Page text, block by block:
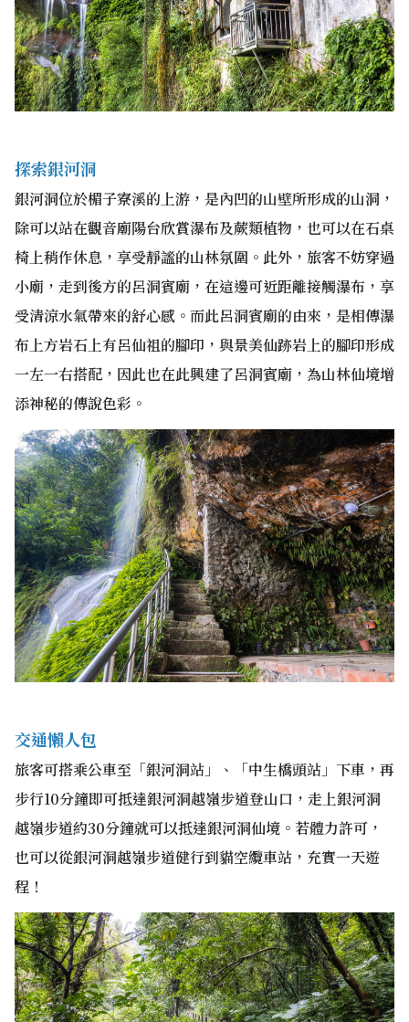
探索銀河洞
銀河洞位於楣子寮溪的上游，是內凹的山壁所形成的山洞，
除可以站在觀音廟陽台欣賞瀑布及蕨類植物，也可以在石桌
椅上稍作休息，享受靜謐的山林氛圍。此外，旅客不妨穿過
小廟，走到後方的呂洞賓廟，在這邊可近距離接觸瀑布，享
受清涼水氣帶來的舒心感。而此呂洞賓廟的由來，是相傳瀑
布上方岩石上有呂仙祖的腳印，與景美仙跡岩上的腳印形成
一左一右搭配，因此也在此興建了呂洞賓廟，為山林仙境增
添神秘的傳說色彩。
交通懶人包
旅客可搭乘公車至「銀河洞站」、「中生橋頭站」下車，再
步行10分鐘即可抵達銀河洞越嶺步道登山口，走上銀河洞
越嶺步道約30分鐘就可以抵達銀河洞仙境。若體力許可，
也可以從銀河洞越嶺步道健行到貓空纜車站，充實一天遊
程！